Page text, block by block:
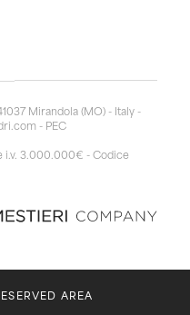
Mirandola (MO) - Italy -
- PEC
i.v. 3.000.000€ - Codice
AREA